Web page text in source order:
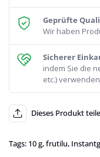
Geprüfte
Wir haben
Sicherer
indem Sie die
etc.)
Dieses Produkt
Tags: 10 g,frutilu,